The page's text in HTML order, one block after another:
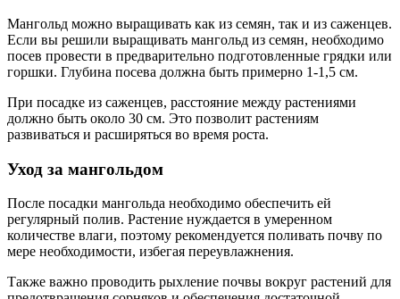
Мангольд можно выращивать как из семян, так и из саженцев.
Если вы решили выращивать мангольд из семян, необходимо
посев провести в предварительно подготовленные грядки или
горшки. Глубина посева должна быть примерно 1-1,5 см.
При посадке из саженцев, расстояние между растениями
должно быть около 30 см. Это позволит растениям
развиваться и расширяться во время роста.
Уход за мангольдом
После посадки мангольда необходимо обеспечить ей
регулярный полив. Растение нуждается в умеренном
количестве влаги, поэтому рекомендуется поливать почву по
мере необходимости, избегая переувлажнения.
Также важно проводить рыхление почвы вокруг растений для